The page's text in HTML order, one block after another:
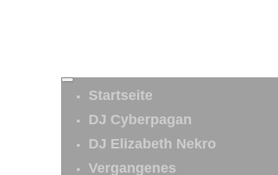
Startseite
DJ Cyberpagan
DJ Elizabeth Nekro
Vergangenes